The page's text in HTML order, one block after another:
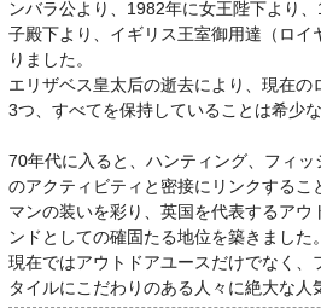
ンバラ公より、1982年に女王陛下より
子殿下より、イギリス王室御用達（ロイ
りました。
エリザベス皇太后の逝去により、現在の
3つ、すべてを保持していることは希少な
70年代に入ると、ハンティング、フィ
のアクティビティと密接にリンクするこ
マンの装いを彩り、英国を代表するアウ
ンドとしての確固たる地位を築きました。
現在ではアウトドアユースだけでなく、
タイルにこだわりのある人々に絶大な人